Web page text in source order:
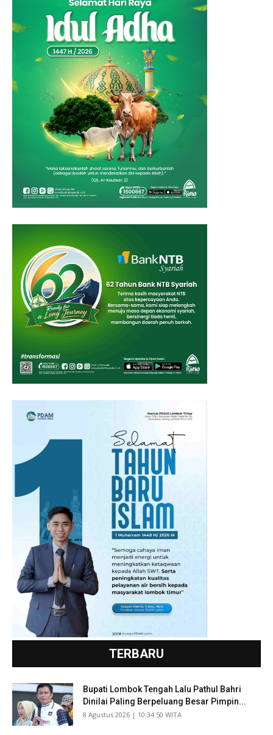
TERBARU
Bupati Lombok Tengah Lalu Pathul Bahri
Dinilai Paling Berpeluang Besar Pimpin...
​8 Agustus 2026 | 10:34:50 WITA